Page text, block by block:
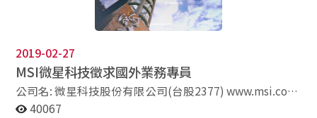
發1個月薪資獎金。 3、補助來回經濟艙票價1次，單程最
高補助4萬元；另含補助眷屬1員，未滿 6個月提前解約
者每月補助5,000元。 5、每年補助9,000元生活用品購置
費。 ※繳交文件： 1、履歷表（以英文撰寫） 2、近5年
內2份代表著作影本 3、近2年內2份推薦信 4、相關有利文
件影本（如教師證、工作證明等） 5、學士或碩士或博士
2019-02-27
MSI微星科技徵求國外業務專員
公司名: 微星科技股份有限公司(台股2377) www.msi.com
地址: 新北市中和區立德街69號 部門: ACS OBM事業
40067